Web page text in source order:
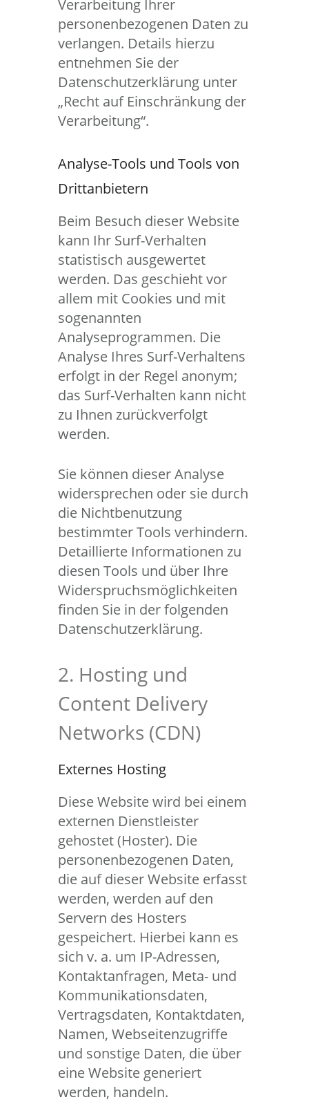
Verarbeitung Ihrer
personenbezogenen Daten zu
verlangen. Details hierzu
entnehmen Sie der
Datenschutzerklärung unter
„Recht auf Einschränkung der
Verarbeitung“.
Analyse-Tools und Tools von
Drittanbietern
Beim Besuch dieser Website
kann Ihr Surf-Verhalten
statistisch ausgewertet
werden. Das geschieht vor
allem mit Cookies und mit
sogenannten
Analyseprogrammen. Die
Analyse Ihres Surf-Verhaltens
erfolgt in der Regel anonym;
das Surf-Verhalten kann nicht
zu Ihnen zurückverfolgt
werden.
Sie können dieser Analyse
widersprechen oder sie durch
die Nichtbenutzung
bestimmter Tools verhindern.
Detaillierte Informationen zu
diesen Tools und über Ihre
Widerspruchsmöglichkeiten
finden Sie in der folgenden
Datenschutzerklärung.
2. Hosting und
Content Delivery
Networks (CDN)
Externes Hosting
Diese Website wird bei einem
externen Dienstleister
gehostet (Hoster). Die
personenbezogenen Daten,
die auf dieser Website erfasst
werden, werden auf den
Servern des Hosters
gespeichert. Hierbei kann es
sich v. a. um IP-Adressen,
Kontaktanfragen, Meta- und
Kommunikationsdaten,
Vertragsdaten, Kontaktdaten,
Namen, Webseitenzugriffe
und sonstige Daten, die über
eine Website generiert
werden, handeln.